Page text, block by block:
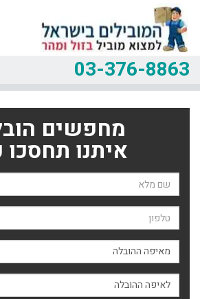
03-376-8863
מחפשים
איתנו
שם השולח
טלפון
מאיפה ההובלה
לאיפה ההובלה